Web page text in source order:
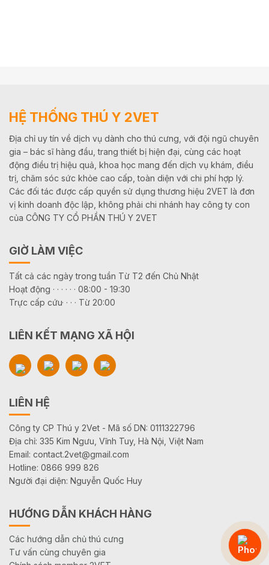
HỆ THỐNG THÚ Y 2VET
Địa chỉ uy tín về dịch vụ dành cho thú cưng, với đội ngũ chuyên
gia – bác sĩ hàng đầu, trang thiết bị hiện đại, cùng các hoạt
động điều trị hiệu quả, khoa học mang đến dịch vụ khám, điều
trị, chăm sóc sức khỏe cao cấp, toàn diện với chi phí hợp lý.
Các đối tác được cấp quyền sử dụng thương hiệu 2VET là đơn
vị kinh doanh độc lập, không phải chi nhánh hay công ty con
của CÔNG TY CỔ PHẦN THÚ Y 2VET
GIỜ LÀM VIỆC
Tất cả các ngày trong tuần Từ T2 đến Chủ Nhật
Hoạt động · · · · · · 08:00 - 19:30
Trực cấp cứu· · · · Từ 20:00
LIÊN KẾT MẠNG XÃ HỘI
LIÊN HỆ
Công ty CP Thú y 2Vet - Mã số DN: 0111322796
Địa chỉ: 335 Kim Ngưu, Vĩnh Tuy, Hà Nội, Việt Nam
Email: contact.2vet@gmail.com
Hotline: 0866 999 826
Người đại diện: Nguyễn Quốc Huy
HƯỚNG DẪN KHÁCH HÀNG
Các hướng dẫn chủ thú cưng
Tư vấn cùng chuyên gia